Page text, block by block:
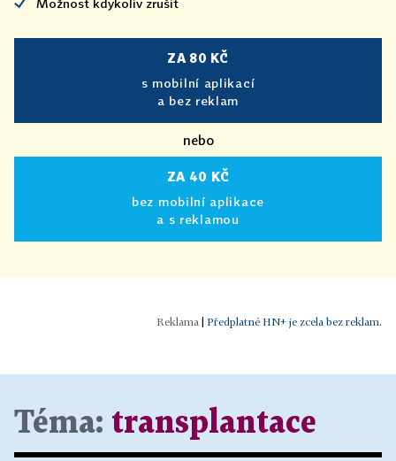
Možnost kdykoliv zrušit
ZA 80 KČ
s mobilní aplikací
a bez reklam
nebo
ZA 40 KČ
bez mobilní aplikace
a s reklamou
Předplatné HN+ je zcela bez reklam.
Téma: transplantace